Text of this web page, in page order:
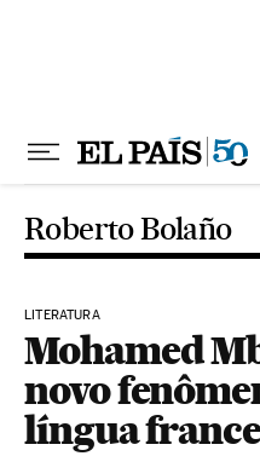
Roberto Bolaño
LITERATURA
Mohamed
novo
língua